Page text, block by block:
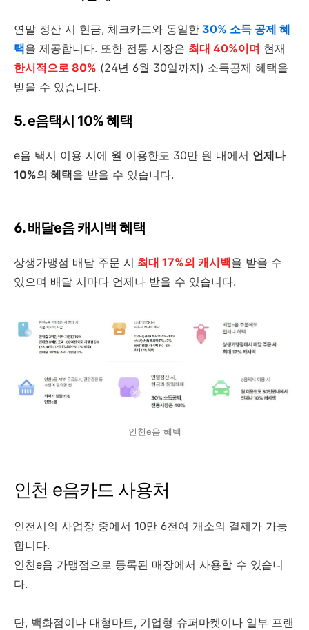
연말 정산 시 현금, 체크카드와 동일한 30% 소득 공제 혜
택을 제공합니다. 또한 전통 시장은 최대 40%이며 현재
한시적으로 80% (24년 6월 30일까지) 소득공제 혜택을
받을 수 있습니다.
5. e음택시 10% 혜택
e음 택시 이용 시에 월 이용한도 30만 원 내에서 언제나
10%의 혜택을 받을 수 있습니다.
6. 배달e음 캐시백 혜택
상생가맹점 배달 주문 시 최대 17%의 캐시백을 받을 수
있으며 배달 시마다 언제나 받을 수 있습니다.
인천e음 혜택
인천 e음카드 사용처
인천시의 사업장 중에서 10만 6천여 개소의 결제가 가능
합니다.
인천e음 가맹점으로 등록된 매장에서 사용할 수 있습니
다.
단, 백화점이나 대형마트, 기업형 슈퍼마켓이나 일부 프랜